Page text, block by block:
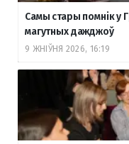
Самы стары помнік у
магутных дажджоў
9 ЖНІЎНЯ 2026, 16:19